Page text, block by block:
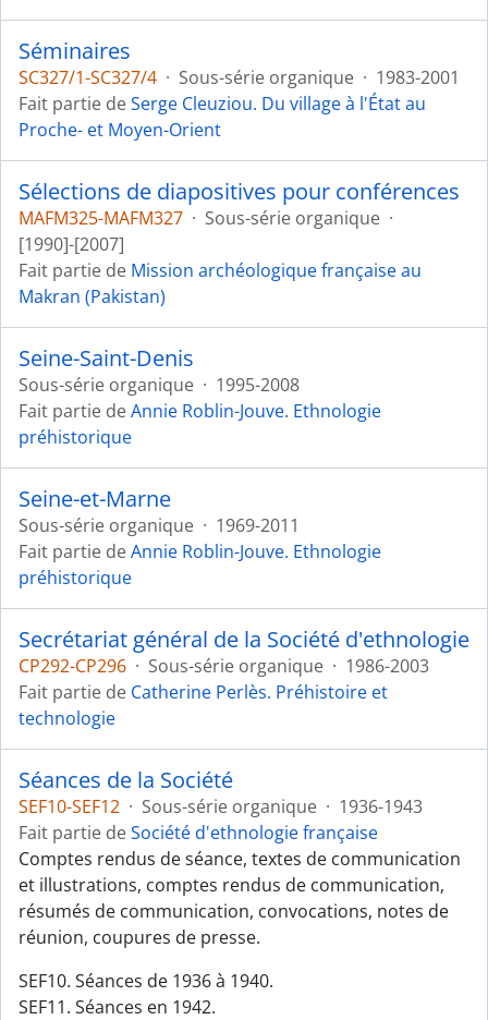
Séminaires
SC327/1-SC327/4 · Sous-série organique · 1983-2001
Fait partie deSerge Cleuziou. Du village à l'État au
Proche- et Moyen-Orient
Sélections de diapositives pour conférences
MAFM325-MAFM327 · Sous-série organique ·
[1990]-[2007]
Fait partie de Mission archéologique française au
Makran (Pakistan)
Seine-Saint-Denis
Sous-série organique · 1995-2008
Fait partie deAnnie Roblin-Jouve. Ethnologie
préhistorique
Seine-et-Marne
Sous-série organique · 1969-2011
Fait partie deAnnie Roblin-Jouve. Ethnologie
préhistorique
Secrétariat général de la Société d'ethnologie
CP292-CP296 · Sous-série organique · 1986-2003
Fait partie de Catherine Perlès. Préhistoire et
technologie
Séances de la Société
SEF10-SEF12 · Sous-série organique · 1936-1943
Fait partie deSociété d'ethnologie française
Comptes rendus de séance, textes de communication
et illustrations, comptes rendus de communication,
résumés de communication, convocations, notes de
réunion, coupures de presse.
SEF10. Séances de 1936 à 1940.
SEF11. Séances en 1942.